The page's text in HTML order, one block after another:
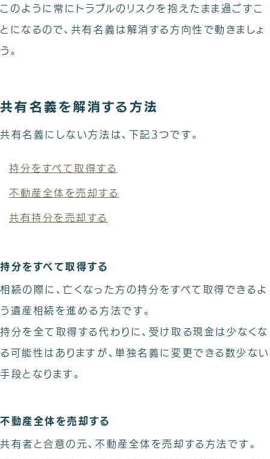
このように常にトラブルのリスクを抱えたまま過ごすこ
とになるので、共有名義は解消する方向性で動きましょ
う。
共有名義を解消する方法
共有名義にしない方法は、下記3つです。
持分をすべて取得する
不動産全体を売却する
共有持分を売却する
持分をすべて取得する
相続の際に、亡くなった方の持分をすべて取得できるよ
う遺産相続を進める方法です。
持分を全て取得する代わりに、受け取る現金は少なくな
る可能性はありますが、単独名義に変更できる数少ない
手段となります。
不動産全体を売却する
共有者と合意の元、不動産全体を売却する方法です。